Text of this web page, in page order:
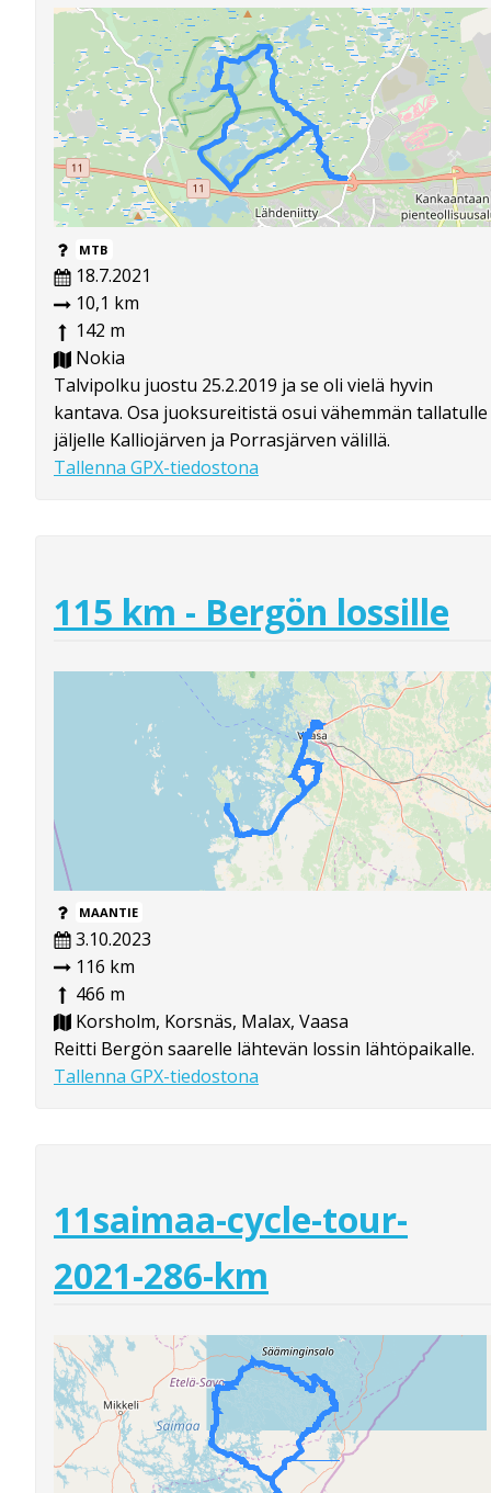
MTB
18.7.2021
10,1 km
142 m
Nokia
Talvipolku juostu 25.2.2019 ja se oli vielä hyvin
kantava. Osa juoksureitistä osui vähemmän tallatulle
jäljelle Kalliojärven ja Porrasjärven välillä.
Tallenna GPX-tiedostona
115 km - Bergön lossille
MAANTIE
3.10.2023
116 km
466 m
Korsholm, Korsnäs, Malax, Vaasa
Reitti Bergön saarelle lähtevän lossin lähtöpaikalle.
Tallenna GPX-tiedostona
11saimaa-cycle-tour-
2021-286-km